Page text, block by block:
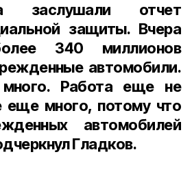
заслушали отчет
защиты. Вчера
340 миллионов
автомобили.
Работа еще не
еще много, потому что
автомобилей
Гладков.